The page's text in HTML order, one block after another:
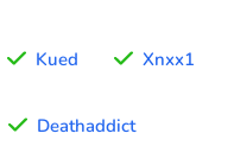
Kued Xnxx1
Deathaddict